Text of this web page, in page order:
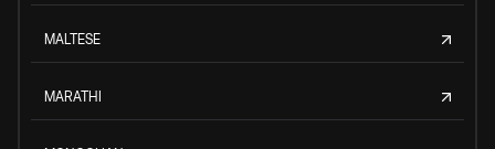
MALTESE
MARATHI